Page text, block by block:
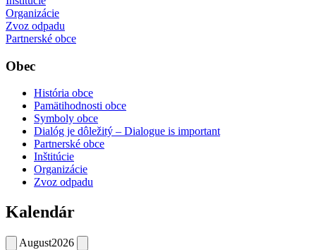
Organizácie
Zvoz odpadu
Partnerské obce
Obec
História obce
Pamätihodnosti obce
Symboly obce
Dialóg je dôležitý – Dialogue is important
Partnerské obce
Inštitúcie
Organizácie
Zvoz odpadu
Kalendár
August2026